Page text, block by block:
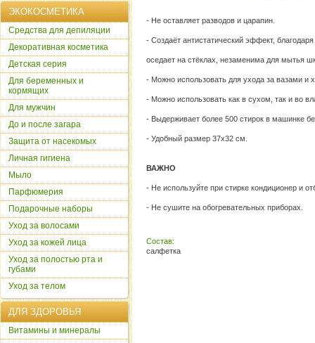
- Не оставляет разводов и царапин.
- Создаёт антистатический эффект,
оседает на стёклах, незаменима для мытья
- Можно использовать для ухода за вазами и
- Можно использовать как в сухом, так и во
- Выдерживает более 500 стирок в машинке
- Удобный размер 37х32 см.
ВАЖНО
- Не используйте при стирке кондиционер и
- Не сушите на обогревательных приборах.
Состав:
салфетка
ЭКОКОСМЕТИКА
Cредства для депиляции
Декоративная косметика
Детская серия
Для беременных и
кормящих
Для мужчин
До и после загара
Защита от насекомых
Личная гигиена
Мыло
Парфюмерия
Подарочные наборы
Уход за волосами
Уход за кожей лица
Уход за полостью рта и
губами
Уход за телом
ДЛЯ ЗДОРОВЬЯ
Витамины и минералы